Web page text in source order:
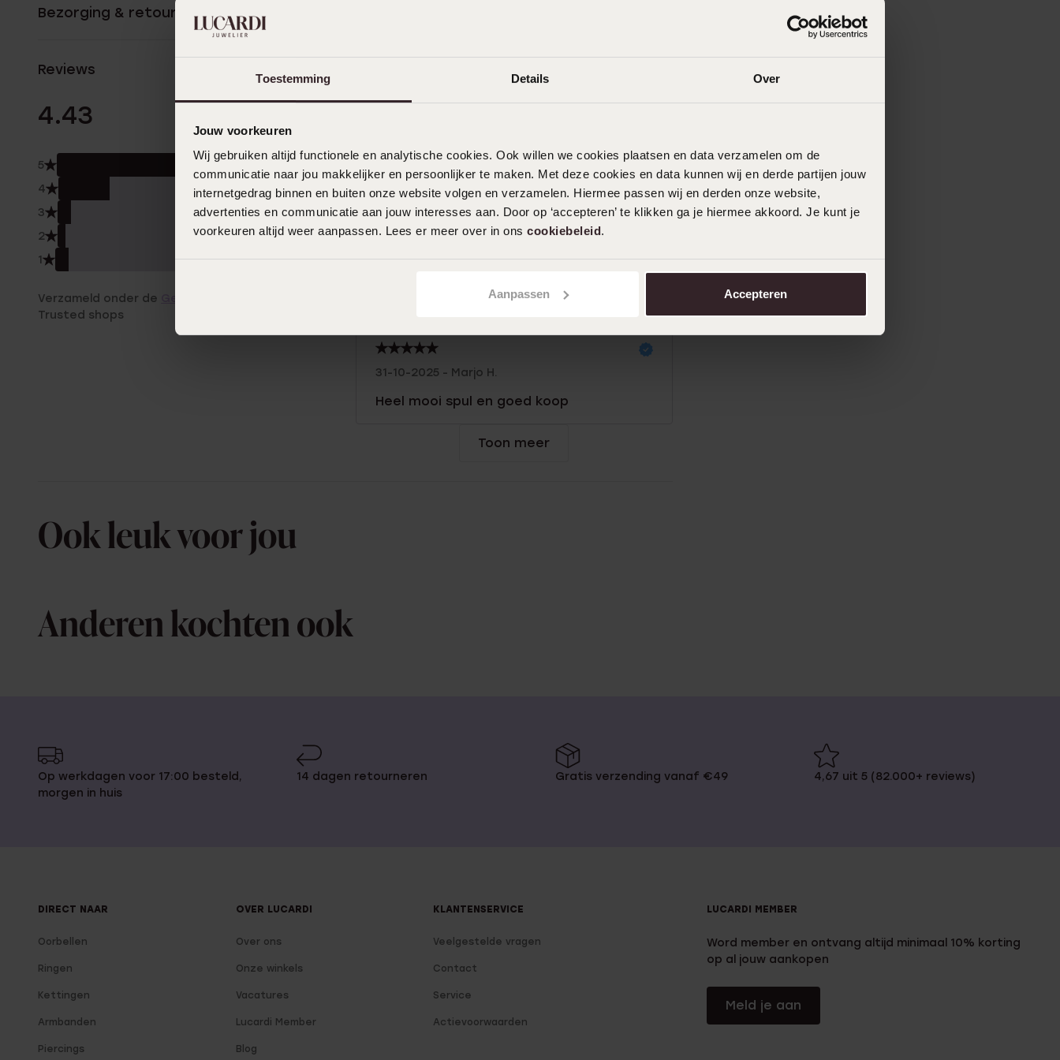
Toestemming Details Over
Jouw voorkeuren
Wij gebruiken altijd functionele en analytische cookies. Ook willen we cookies plaatsen en data verzamelen om de
communicatie naar jou makkelijker en persoonlijker te maken. Met deze cookies en data kunnen wij en derde partijen jouw
internetgedrag binnen en buiten onze website volgen en verzamelen. Hiermee passen wij en derden onze website,
advertenties en communicatie aan jouw interesses aan. Door op ‘accepteren’ te klikken ga je hiermee akkoord. Je kunt je
voorkeuren altijd weer aanpassen. Lees er meer over in ons cookiebeleid.
Aanpassen Accepteren
Bezorging & retourneren
Reviews
4.43 155 Beoordelingen
5
4 19.0%
3 5.0%
2 3.0%
1 5.0%
Verzameld onder de
Trusted shops
Filter
14-03-2026 - Daniëlle N.
31-10-2025 - Marjo H.
Heel mooi spul en goed koop
Toon meer
Ook leuk voor jou
Anderen kochten ook
Op werkdagen voor 17:00 besteld,
morgen in huis
14 dagen retourneren Gratis verzending vanaf €49 4,67 uit 5 (82.000+ reviews)
DIRECT NAAR
Oorbellen
Ringen
Kettingen
Armbanden
Piercings
OVER LUCARDI
Over ons
Onze winkels
Vacatures
Lucardi Member
Blog
KLANTENSERVICE
Veelgestelde vragen
Contact
Service
Actievoorwaarden
LUCARDI MEMBER
Word member en ontvang altijd minimaal 10% korting
op al jouw aankopen
Meld je aan